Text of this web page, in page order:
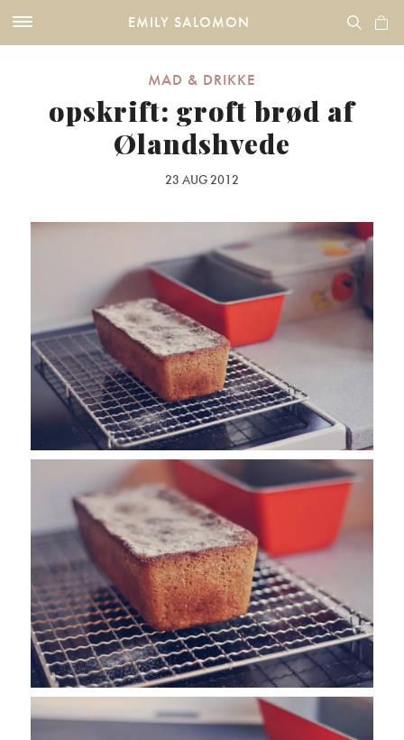
EMILY SALOMON
MAD & DRIKKE
opskrift: groft brød af
Ølandshvede
23 AUG 2012